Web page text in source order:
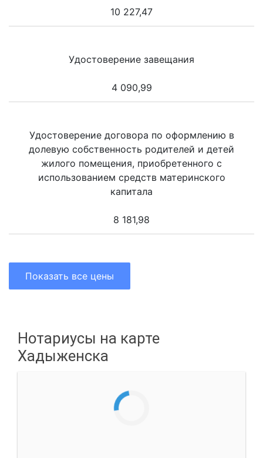
10 227,47
Удостоверение завещания
4 090,99
Удостоверение договора по оформлению в
долевую собственность родителей и детей
жилого помещения, приобретенного с
использованием средств материнского
капитала
8 181,98
Показать все цены
Нотариусы на карте
Хадыженска